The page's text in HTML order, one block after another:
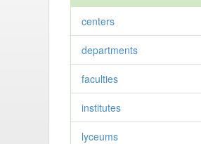
centers
departments
faculties
institutes
lyceums